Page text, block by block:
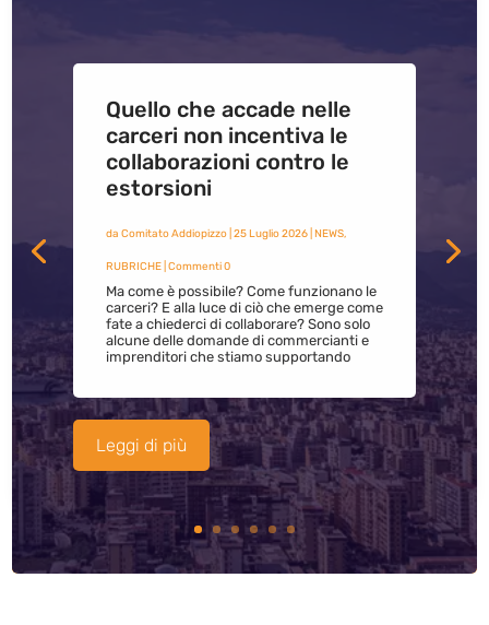
Quello che accade nelle
carceri non incentiva le
collaborazioni contro le
estorsioni
da Comitato Addiopizzo| 25 Luglio 2026| NEWS,
RUBRICHE| Commenti 0
Ma come è possibile? Come funzionano le
carceri? E alla luce di ciò che emerge come
fate a chiederci di collaborare? Sono solo
alcune delle domande di commercianti e
imprenditori che stiamo supportando
Leggi di più